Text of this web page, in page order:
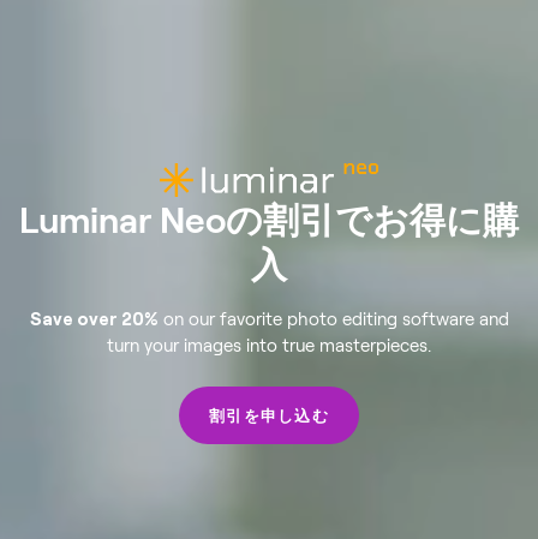
Luminar Neoの割引でお得に購
入
Save over 20% on our favorite photo editing software and
turn your images into true masterpieces.
割引を申し込む